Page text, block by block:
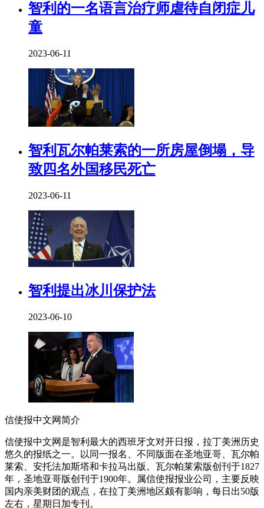
智利的一名语言治疗师虐待自闭症儿
童
2023-06-11
智利瓦尔帕莱索的一所房屋倒塌，导
致四名外国移民死亡
2023-06-11
智利提出冰川保护法
2023-06-10
信使报中文网简介
信使报中文网是智利最大的西班牙文对开日报，拉丁美洲历史
悠久的报纸之一。以同一报名、不同版面在圣地亚哥、瓦尔帕
莱索、安托法加斯塔和卡拉马出版。瓦尔帕莱索版创刊于1827
年，圣地亚哥版创刊于1900年。属信使报报业公司，主要反映
国内亲美财团的观点，在拉丁美洲地区颇有影响，每日出50版
左右，星期日加专刊。